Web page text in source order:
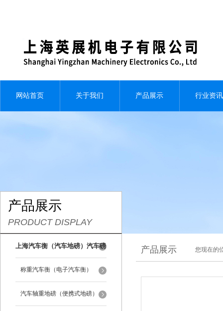
网站首页 关于我们 产品展示 行业资讯
产品展示
PRODUCT DISPLAY
上海汽车衡（汽车地磅）汽车磅
秤称重汽车衡（电子汽车衡）
汽车轴重地磅（便携式地磅）
产品展示 您现在的